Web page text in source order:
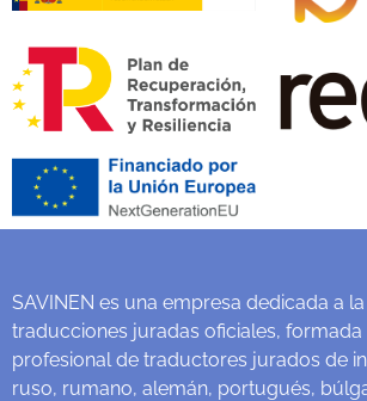
SAVINEN es una empresa dedicada a
traducciones juradas oficiales,
profesional de traductores jurados de
ruso, rumano, alemán, portugués,